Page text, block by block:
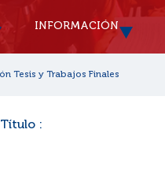
INFORMACIÓN
Tesis y Trabajos Finales
Título :